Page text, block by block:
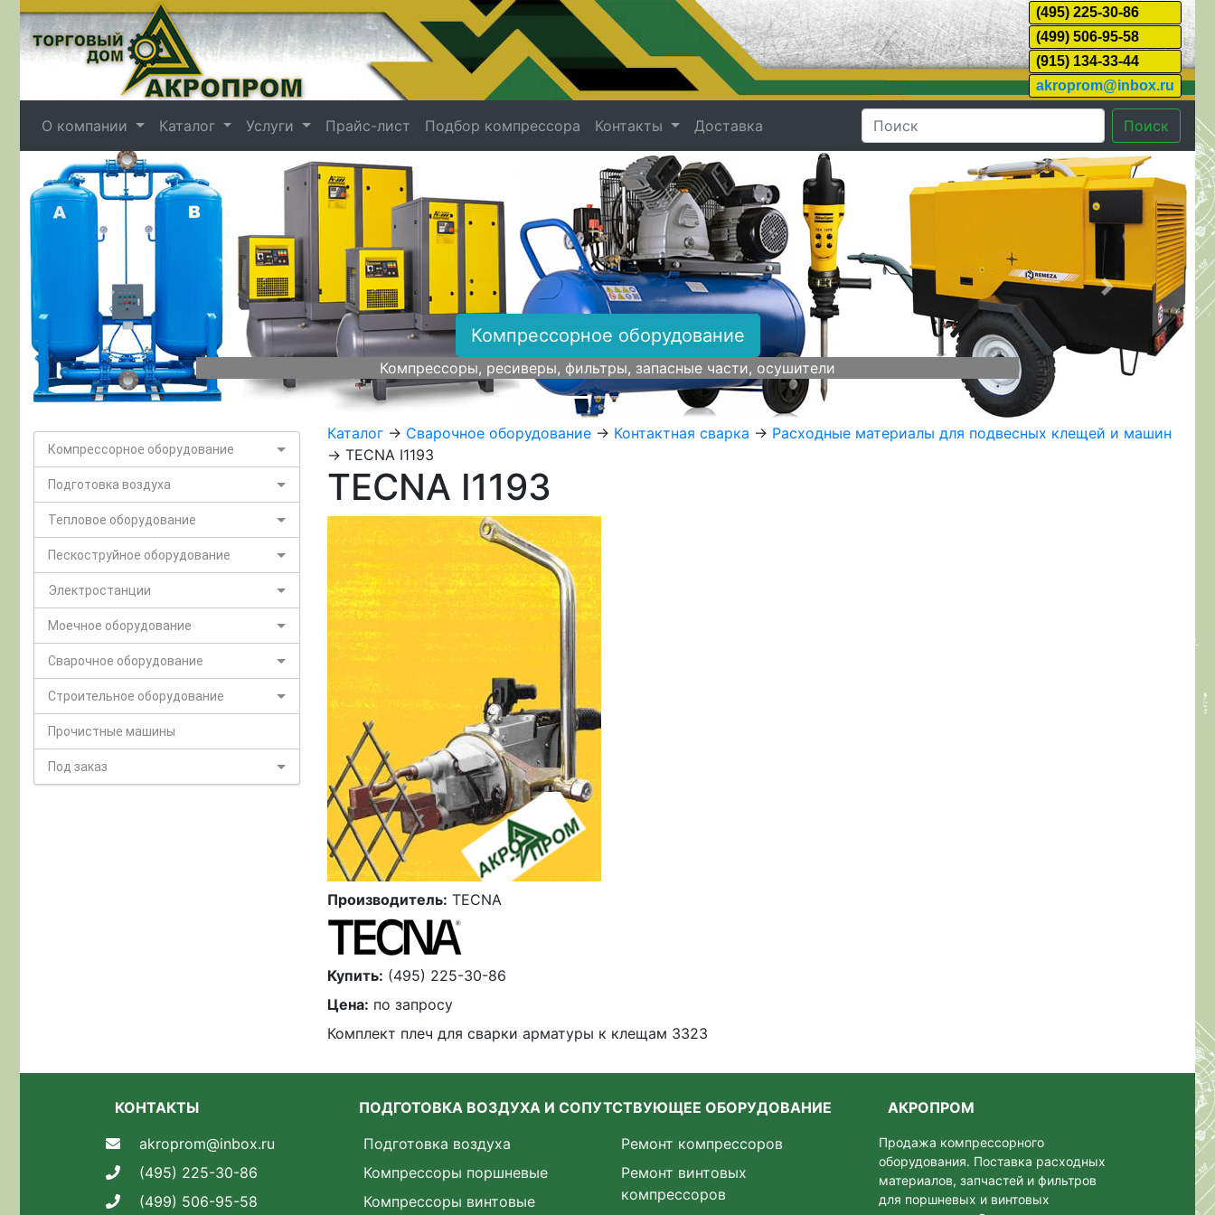
(495) 225-30-86
(499) 506-95-58
(915) 134-33-44
akroprom@inbox.ru
О компании Каталог Услуги Прайс-лист Подбор компрессора Контакты Доставка Поиск
Компрессорное оборудование
Компрессоры, ресиверы, фильтры, запасные части, осушители
Назад Далее
Компрессорное оборудование
Подготовка воздуха
Тепловое оборудование
Пескоструйное оборудование
Электростанции
Моечное оборудование
Сварочное оборудование
Строительное оборудование
Прочистные машины
Под заказ
Каталог -> Сварочное оборудование -> Контактная сварка -> Расходные материалы для подвесных клещей и машин
-> TECNA I1193
TECNA I1193
Производитель: TECNA
Купить: (495) 225-30-86
Цена: по запросу
Комплект плеч для сварки арматуры к клещам 3323
КОНТАКТЫ
akroprom@inbox.ru
(495) 225-30-86
(499) 506-95-58
ПОДГОТОВКА ВОЗДУХА И СОПУТСТВУЮЩЕЕ ОБОРУДОВАНИЕ
Подготовка воздуха
Компрессоры поршневые
Компрессоры винтовые
Ремонт компрессоров
Ремонт винтовых
компрессоров
АКРОПРОМ
Продажа компрессорного
оборудования. Поставка расходных
материалов, запчастей и фильтров
для поршневых и винтовых